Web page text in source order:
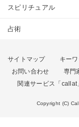
スピリチュアル
占術
サイトマップ キー
お問い合わせ
専門
関連サービス「callat
Copyright (C)